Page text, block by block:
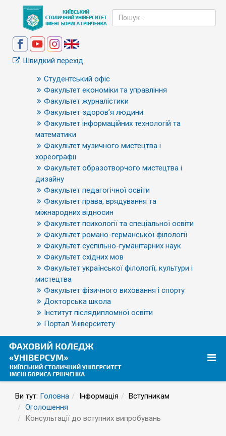
Швидкий перехід
Студентський офіс
Факультет економіки та управління
Факультет журналістики
Факультет здоров’я людини
Факультет інформаційних технологій та
математики
Факультет музичного мистецтва і
хореографії
Факультет образотворчого мистецтва і
дизайну
Факультет педагогічної освіти
Факультет права, врядування та
міжнародних відносин
Факультет психології та спеціальної освіти
Факультет романо-германської філології
Факультет суспільно-гуманітарних наук
Факультет східних мов
Факультет української філології, культури і
мистецтва
Факультет фізичного виховання і спорту
Докторська школа
Інститут післядипломної освіти
Портал Університету
Ви тут: Головна Інформація
Вступникам
Оголошення
Консультації до вступних випробувань